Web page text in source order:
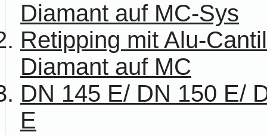
Diamant auf MC-Sys
Retipping mit Alu-
Diamant auf MC
DN 145 E/ DN 150 E/
E